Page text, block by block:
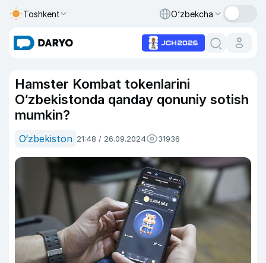
Toshkent O‘zbekcha
Hamster Kombat tokenlarini
O‘zbekistonda qanday qonuniy sotish
mumkin?
O‘zbekiston 21:48 / 26.09.2024 31936